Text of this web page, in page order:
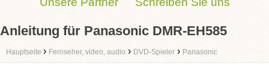
Anleitung für Panasonic DMR-EH585
Hauptseite › Fernseher, video, audio › DVD-Spieler › Panasonic